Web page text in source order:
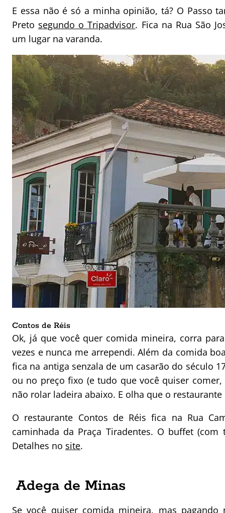
E essa não é só a minha opinião, tá? O Passo
Preto segundo o Tripadvisor. Fica na Rua São
um lugar na varanda.
Contos de Réis
Ok, já que você quer comida mineira, corra
vezes e nunca me arrependi. Além da comida
fica na antiga senzala de um casarão do século
ou no preço fixo (e tudo que você quiser
não rolar ladeira abaixo. E olha que o
O restaurante Contos de Réis fica na Rua
caminhada da Praça Tiradentes. O buffet
Detalhes no site.
Adega de Minas
Se você quiser comida mineira, mas